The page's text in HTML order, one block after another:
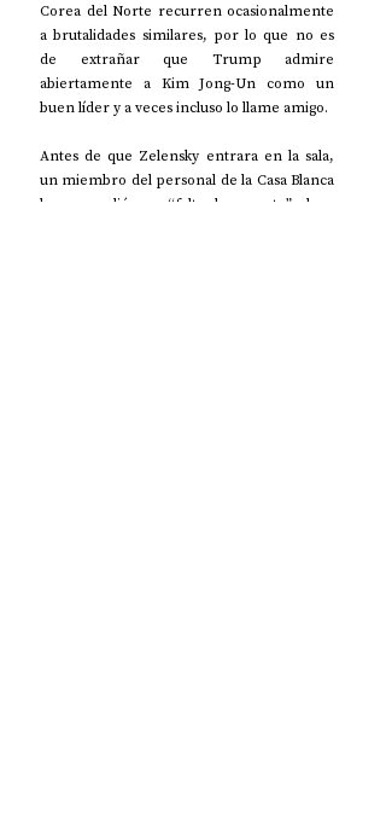
Corea del Norte recurren ocasionalmente
a brutalidades similares, por lo que no es
de extrañar que Trump admire
abiertamente a Kim Jong-Un como un
buen líder y a veces incluso lo llame amigo.
Antes de que Zelensky entrara en la sala,
un miembro del personal de la Casa Blanca
lo reprendió por “falta de respeto” al no